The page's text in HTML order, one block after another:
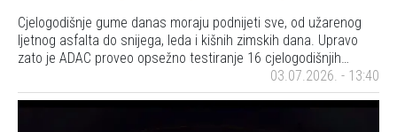
Cjelogodišnje gume danas moraju podnijeti sve, od užarenog
ljetnog asfalta do snijega, leda i kišnih zimskih dana. Upravo
zato je ADAC proveo opsežno testiranje 16 cjelogodišnjih…
03.07.2026. - 13:40